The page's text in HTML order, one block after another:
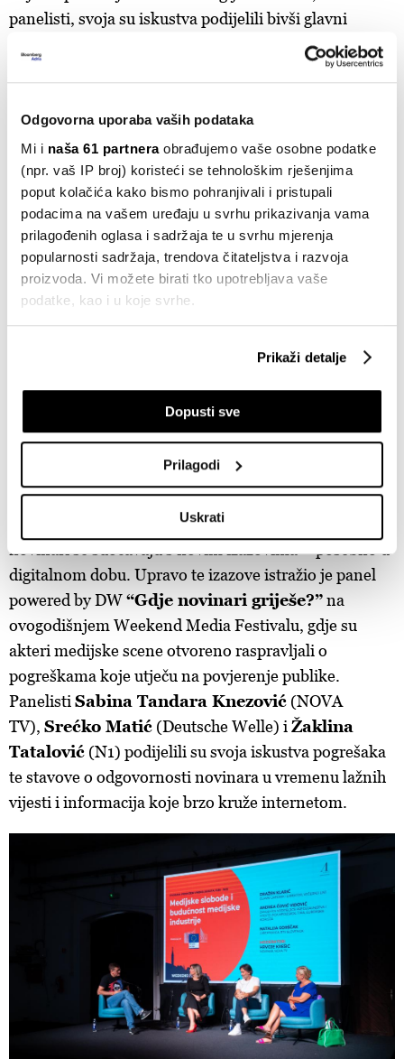
Odgovorna uporaba vaših podataka
Mi i naša 61 partneraobrađujemo vaše osobne podatke
(npr. vaš IP broj) koristeći se tehnološkim rješenjima
poput kolačića kako bismo pohranjivali i pristupali
podacima na vašem uređaju u svrhu prikazivanja vama
prilagođenih oglasa i sadržaja te u svrhu mjerenja
popularnosti sadržaja, trendova čitateljstva i razvoja
proizvoda. Vi možete birati tko upotrebljava vaše
podatke, kao i u koje svrhe.
Prikupljati podatke o vašoj geografskoj lokaciji,
koji mogu biti precizni do radijusa od nekoliko metara
Prepoznati vaš uređaj tako što ćemo aktivno
skenirati njegove određene karakteristike ("uzimanje
kako se obrađuje vaše osobne podatke te postaviti svoje
preferencije. Svoju privolu možete u svakom trenutku
izmijeniti ili povući u Izjavi o kolačićima.
Zajednički voditelji obrade su HD-WIN ARENA SPORT
d.o.o. iPartneri
Više o podacima koje obrađujemo kao i o
vašim pravima pročitajte u našojPolitici privatnosti, a o
kolačićima i drugim sličnim tehnologijama uPolitici kolačića
Kolačiće u bilo kojem trenutku možete ponovno ažurirati klikom
na „Prikaži detalje“. Privolu možete u bilo kojem trenutku
povući bez negativnih posljedica.
Prikaži detalje
Dopusti sve
Prilagodi
Uskrati
panelisti, svoja su iskustva podijelili bivši glavni
ravnatelj policije i ratni zapovjednik specijalne
, novinar i reporter
„Zavadlav“ te scenarist, redatelj i autor „Dosjea Jarak“
te iskusna srpska novinarkaJovana S. Polić,čije su
priče rasvijetlile niz slučajeva kriminala i korupcije.
U svijetu u kojem se informacije šire brže nego ikad,
novinari se suočavaju s novim izazovima – posebno u
digitalnom dobu. Upravo te izazove istražio je panel
powered by DW“Gdje novinari griješe?”na
ovogodišnjem Weekend Media Festivalu, gdje su
akteri medijske scene otvoreno raspravljali o
pogreškama koje utječu na povjerenje publike.
PanelistiSabina Tandara Knezović (NOVA
TV), Srećko Matić (Deutsche Welle) iŽaklina
Tatalović (N1) podijelili su svoja iskustva pogrešaka
te stavove o odgovornosti novinara u vremenu lažnih
vijesti i informacija koje brzo kruže internetom.